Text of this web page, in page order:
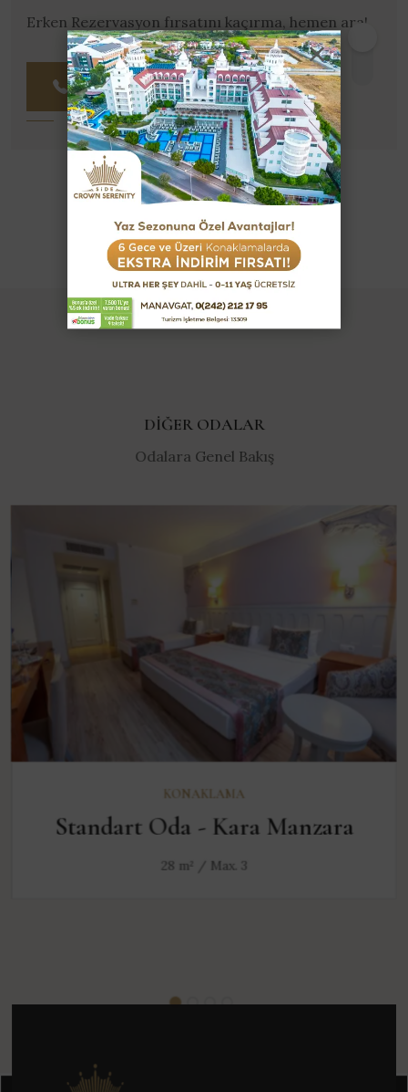
Erken Rezervasyon fırsatını kaçırma, hemen ara!
0242 212 17 95
DIĞER ODALAR
Odalara Genel Bakış
KONAKLAMA
Standart Oda - Kara Manzara
28 m² / Max. 3